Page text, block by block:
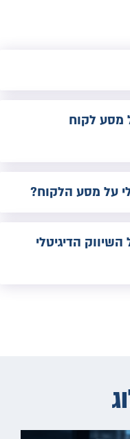
מסע לקוח
על מסע הלקוח?
הדיגיטלי